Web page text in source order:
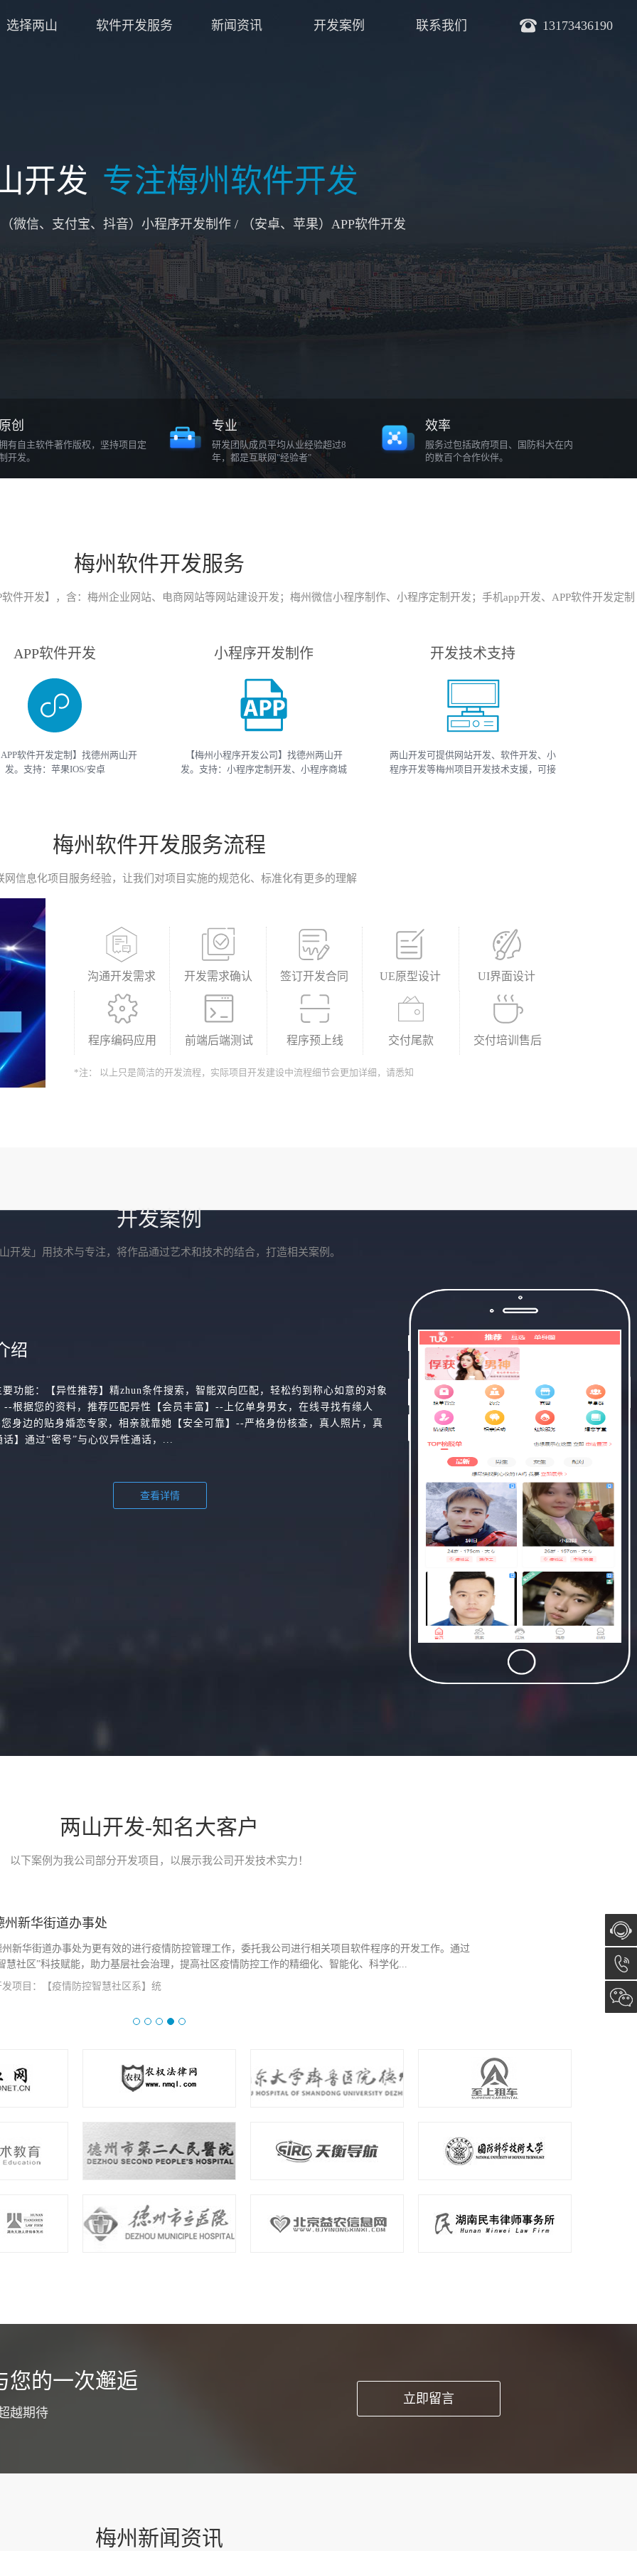
13173436190
选择两山 软件开发服务 新闻资讯 开发案例 联系我们
开发 专注梅州软件开发
微信、支付宝、抖音）小程序开发制作 / （安卓、苹果）APP软件开发
创
有自主软件著作版权，坚持项目定
开发。
专业
研发团队成员平均从业经验超过8
年，都是互联网"经验者"
效率
服务过包括政府项目、国防科大在内
的数百个合作伙伴。
梅州软件开发服务
件开发】，含：梅州企业网站、电商网站等网站建设开发；梅州微信小程序制作、小程序定制开发；手机app开发、APP软件开发定制
APP软件开发
软件开发定制】找德州两山开
发。支持：苹果IOS/安卓
小程序开发制作
【梅州小程序开发公司】找德州两山开
发。支持：小程序定制开发、小程序商城
开发技术支持
两山开发可提供网站开发、软件开发、小
程序开发等梅州项目开发技术支援，可接
梅州软件开发服务流程
网信息化项目服务经验，让我们对项目实施的规范化、标准化有更多的理解
沟通开发需求 开发需求确认 签订开发合同 UE原型设计 UI界面设计
程序编码应用 前端后端测试 程序预上线 交付尾款 交付培训售后
*注： 以上只是简洁的开发流程，实际项目开发建设中流程细节会更加详细，请悉知
开发案例
开发」用技术与专注，将作品通过艺术和技术的结合，打造相关案例。
绍
功能：【异性推荐】精zhun条件搜索，智能双向匹配，轻松约到称心如意的对象
--根据您的资料，推荐匹配异性【会员丰富】--上亿单身男女，在线寻找有缘人
身边的贴身婚恋专家，相亲就靠她【安全可靠】--严格身份核查，真人照片，真
】通过“密号”与心仪异性通话，...
查看详情
查看详情
优化工作职能，同时提高广大客户服务体验，通常都会选择货运app开发这种方
，目的就是为了节省整个工作流程成本投入，降低工作压力，同时能提高工作品
为了确保整个开发过程更为专业和顺利，建议明确下面这些具体要求和细节。1、
两山开发-知名大客户
以下案例为我公司部分开发项目，以展示我公司开发技术实力！
州新华街道办事处
州新华街道办事处为更有效的进行疫情防控管理工作，委托我公司进行相关项目软件程序的开发工作。通过
慧社区”科技赋能，助力基层社会治理，提高社区疫情防控工作的精细化、智能化、科学化...
发项目：【疫情防控智慧社区系】统
您的一次邂逅
越期待
立即留言
梅州新闻资讯
在线咨
询